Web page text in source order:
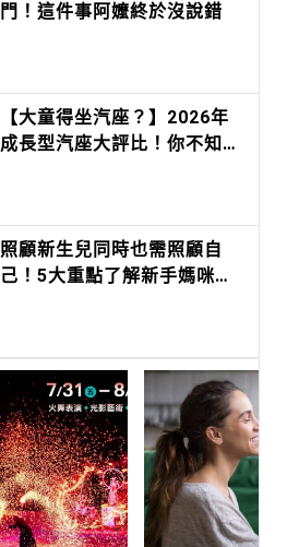
門！這件事阿嬤終於沒說錯
【大童得坐汽座？】2026年
成長型汽座大評比！你不知道
照顧新生兒同時也需照顧自
己！5大重點了解新手媽咪的